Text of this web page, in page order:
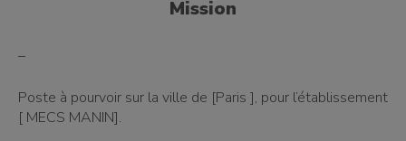
Mission
–
Poste à pourvoir sur la ville de [Paris ], pour l’établissement
[ MECS MANIN].